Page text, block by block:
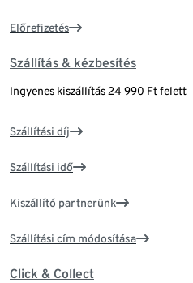
Előrefizetés
Szállítás & kézbesítés
Ingyenes kiszállítás 24 990 Ft felett
Szállítási díj
Szállítási idő
Kiszállító partnerünk
Szállítási cím módosítása
Click & Collect